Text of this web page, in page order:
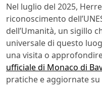
Nel luglio del 2025,
riconoscimento
dell’Umanità, un sigillo
universale di questo
una visita o
ufficiale di Monaco di
pratiche e aggiornate